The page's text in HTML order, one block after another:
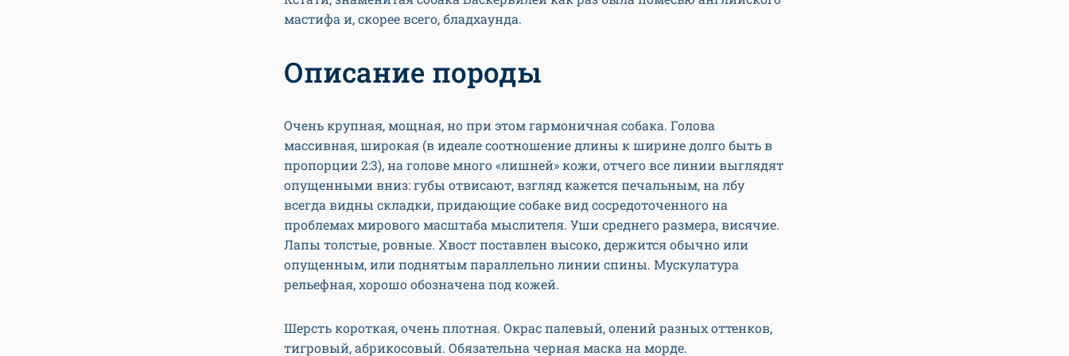
мастифа и, скорее всего, бладхаунда.
Описание породы
Очень крупная, мощная, но при этом гармоничная собака. Голова
массивная, широкая (в идеале соотношение длины к ширине долго быть в
пропорции 2:3), на голове много «лишней» кожи, отчего все линии выглядят
опущенными вниз: губы отвисают, взгляд кажется печальным, на лбу
всегда видны складки, придающие собаке вид сосредоточенного на
проблемах мирового масштаба мыслителя. Уши среднего размера, висячие.
Лапы толстые, ровные. Хвост поставлен высоко, держится обычно или
опущенным, или поднятым параллельно линии спины. Мускулатура
рельефная, хорошо обозначена под кожей.
Шерсть короткая, очень плотная. Окрас палевый, олений разных оттенков,
тигровый, абрикосовый. Обязательна черная маска на морде.